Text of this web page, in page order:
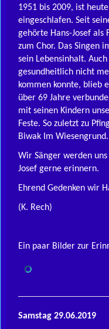
1951 bis 2009, ist
eingeschlafen. Seit
gehörte Hans-Josef als
zum Chor. Das Singen
sein Lebensinhalt.
gesundheitlich nicht
kommen konnte, blieb
über 69 Jahre
mit seinen Kindern
Feste. So zuletzt zu
Biwak Im
Wir Sänger werden
Josef gerne erinnern.
Ehrend Gedenken wir
(K. Rech)
Ein paar Bilder zur
Samstag 29.06.2019